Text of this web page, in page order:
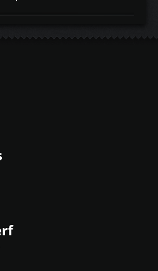
ex. pour atmo -30- 80°C
ldr moteurtemp
1370€ TTC Le
Vous pourrez
plomb à Ethanol à
ECONOMIQUES
d'origine
10cv et 15nm